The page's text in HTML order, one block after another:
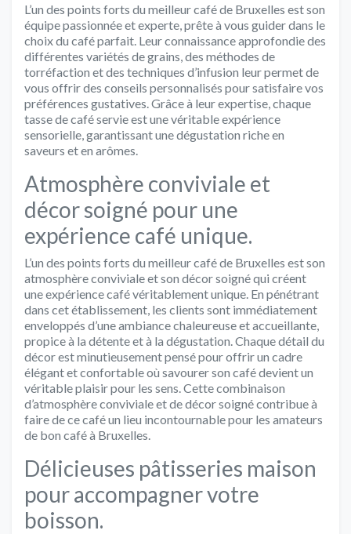
L’un des points forts du meilleur café de Bruxelles est son
équipe passionnée et experte, prête à vous guider dans le
choix du café parfait. Leur connaissance approfondie des
différentes variétés de grains, des méthodes de
torréfaction et des techniques d’infusion leur permet de
vous offrir des conseils personnalisés pour satisfaire vos
préférences gustatives. Grâce à leur expertise, chaque
tasse de café servie est une véritable expérience
sensorielle, garantissant une dégustation riche en
saveurs et en arômes.
Atmosphère conviviale et
décor soigné pour une
expérience café unique.
L’un des points forts du meilleur café de Bruxelles est son
atmosphère conviviale et son décor soigné qui créent
une expérience café véritablement unique. En pénétrant
dans cet établissement, les clients sont immédiatement
enveloppés d’une ambiance chaleureuse et accueillante,
propice à la détente et à la dégustation. Chaque détail du
décor est minutieusement pensé pour offrir un cadre
élégant et confortable où savourer son café devient un
véritable plaisir pour les sens. Cette combinaison
d’atmosphère conviviale et de décor soigné contribue à
faire de ce café un lieu incontournable pour les amateurs
de bon café à Bruxelles.
Délicieuses pâtisseries maison
pour accompagner votre
boisson.